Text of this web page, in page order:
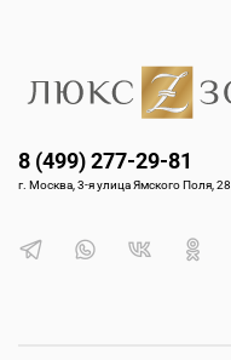
8 (499) 277-29-81
г. Москва, 3-я улица Ямского Поля, 28